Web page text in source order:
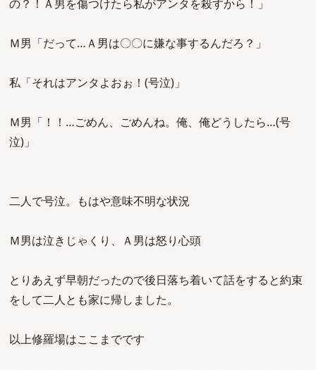
の？！Ａ男を傷つけたら私がアンタを殺すから！」
Ｍ男「だって…Ａ男は〇〇に嫌な事するんだろ？」
私「それはアンタよおぉ！(号泣)」
Ｍ男「！！…ごめん、ごめんね。俺、俺どうしたら…(号
泣)」
二人で号泣。もはや意味不明な状況
Ｍ男は泣きじゃくり、Ａ男は怒り心頭
とりあえず早朝だったので後日落ち着いて話をすると約束
をして二人とも家に帰しました。
以上修羅場はここまでです